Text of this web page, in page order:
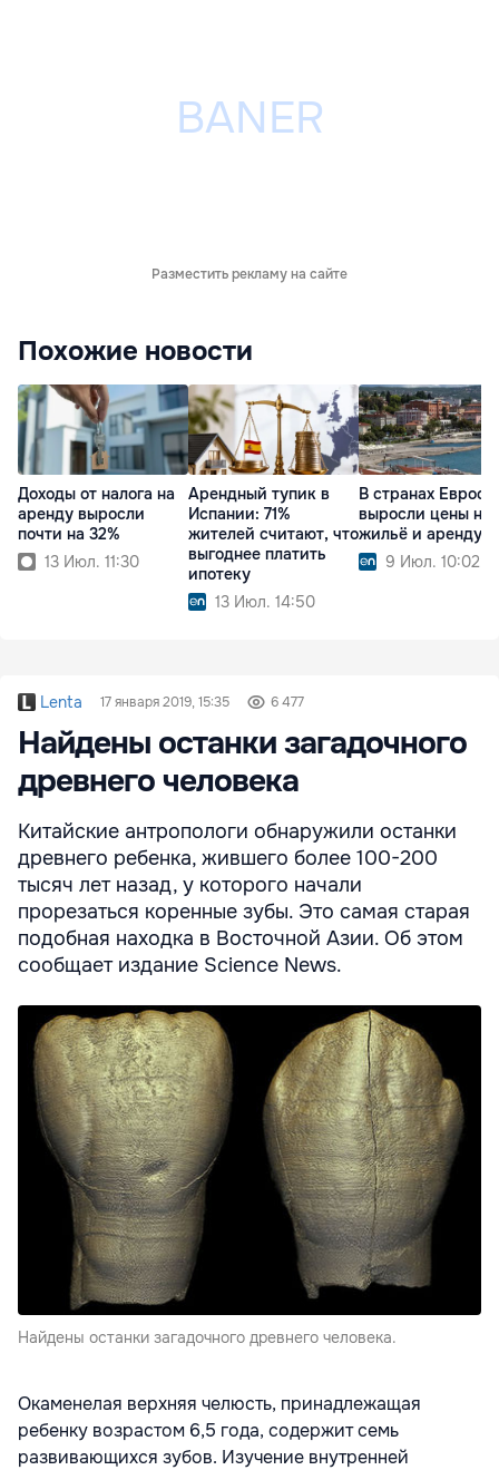
Разместить рекламу на сайте
Похожие новости
Доходы от налога на
аренду выросли
почти на 32%
13 Июл. 11:30
Арендный тупик в
Испании: 71%
жителей считают, что
выгоднее платить
ипотеку
13 Июл. 14:50
В странах
выросли цены на
жильё и аренду
9 Июл. 10:02
Lenta 17 января 2019, 15:35 6 477
Найдены останки загадочного
древнего человека
Китайские антропологи обнаружили останки
древнего ребенка, жившего более 100-200
тысяч лет назад, у которого начали
прорезаться коренные зубы. Это самая старая
подобная находка в Восточной Азии. Об этом
сообщает издание Science News.
Найдены останки загадочного древнего человека.
Окаменелая верхняя челюсть, принадлежащая
ребенку возрастом 6,5 года, содержит семь
развивающихся зубов. Изучение внутренней